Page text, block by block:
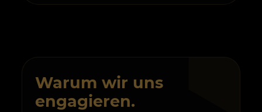
Warum wir uns
engagieren.